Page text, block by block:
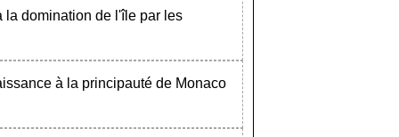
la domination de l'île par les
à la principauté de Monaco